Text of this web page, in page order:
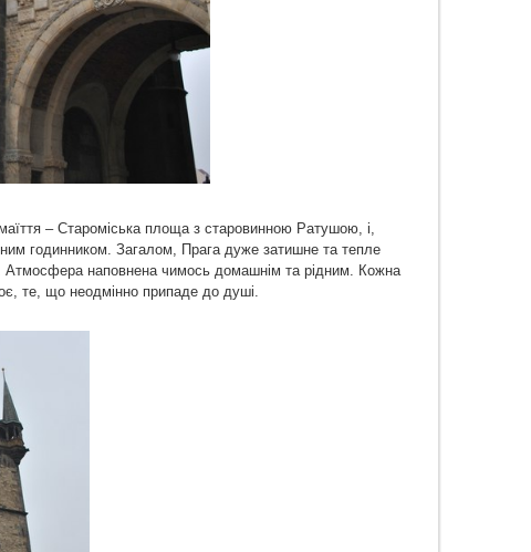
– Староміська площа з старовинною Ратушою, і,
годинником. Загалом, Прага дуже затишне та тепле
Атмосфера наповнена чимось домашнім та рідним. Кожна
те, що неодмінно припаде до душі.